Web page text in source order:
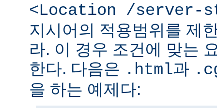
<Location /server-
지시어의 적용범위를 제
라. 이 경우 조건에 맞는
한다. 다음은 .html과
을 하는 예제다: